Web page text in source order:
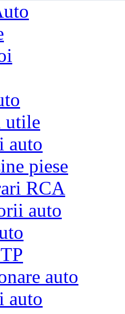
utile
auto
piese
RCA
auto
auto
auto